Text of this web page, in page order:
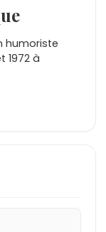
humoriste
1972 à